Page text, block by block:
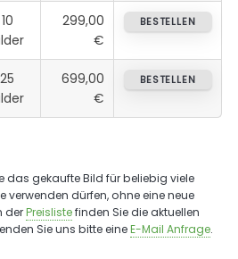
10
299,00
€
BESTELLEN
25
699,00
€
BESTELLEN
das gekaufte Bild für beliebig viele
verwenden dürfen, ohne eine neue
derPreislistefinden Sie die aktuellen
Sie uns bitte eineE-Mail Anfrage.